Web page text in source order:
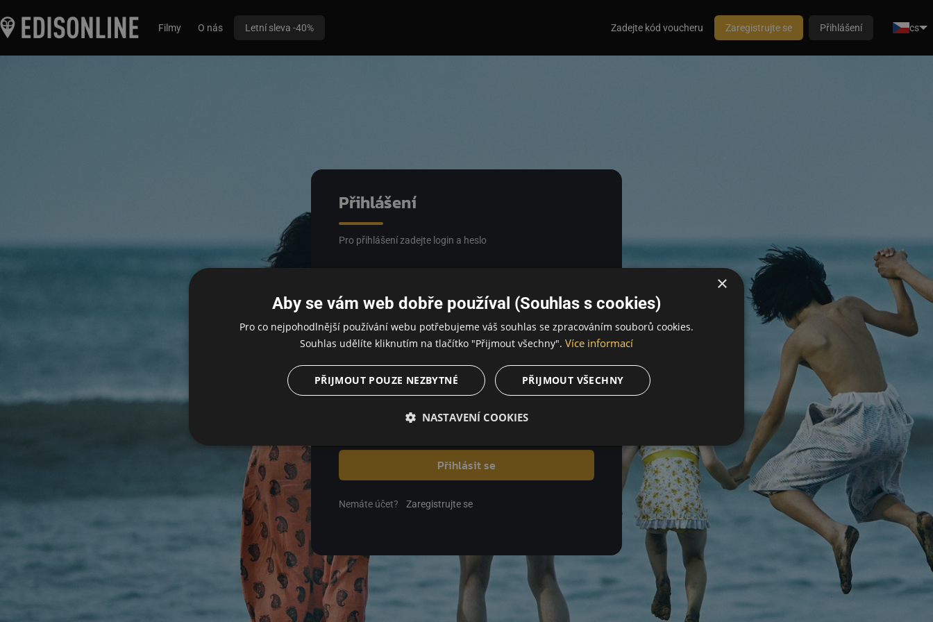
Filmy O nás Letní sleva -40% Zadejte kód voucheru Zaregistrujte se Přihlášení cs
Přihlášení
Pro přihlášení zadejte login a heslo
Email
Zapomenuté heslo
Přihlásit se
Nemáte účet? Zaregistrujte se
×
Aby se vám web dobře používal (Souhlas s cookies)
Pro co nejpohodlnější používání webu potřebujeme váš souhlas se zpracováním souborů cookies.
Souhlas udělíte kliknutím na tlačítko "Přijmout všechny". Více informací
PŘIJMOUT VŠECHNY
PŘIJMOUT POUZE NEZBYTNÉ
NASTAVENÍ COOKIES